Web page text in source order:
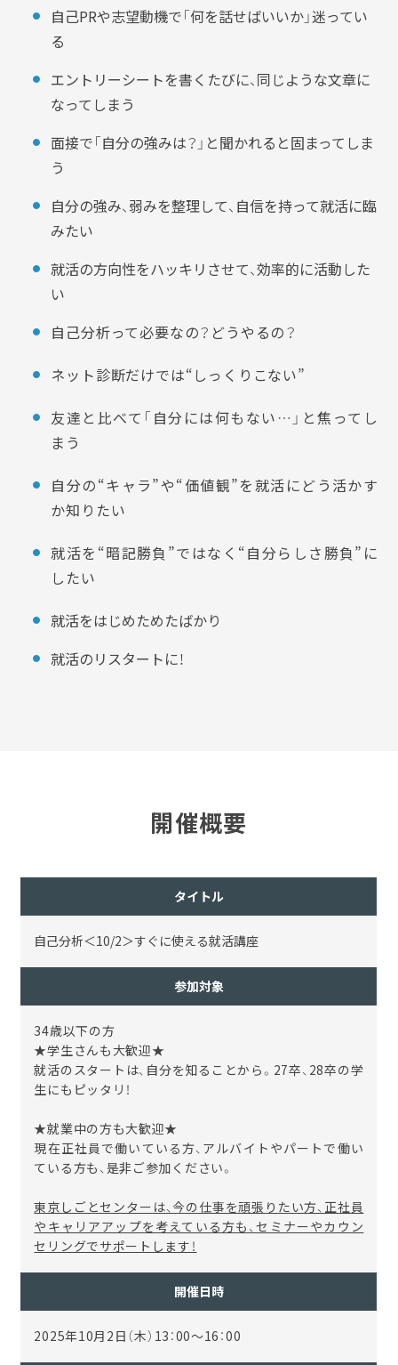
自己PRや志望動機で「何を話せばいいか」迷ってい
る
エントリーシートを書くたびに、同じような文章に
なってしまう
面接で「自分の強みは？」と聞かれると固まってしま
う
自分の強み、弱みを整理して、自信を持って就活に臨
みたい
就活の方向性をハッキリさせて、効率的に活動した
い
自己分析って必要なの？どうやるの？
ネット診断だけでは“しっくりこない”
友達と比べて「自分には何もない…」と焦ってし
まう
自分の“キャラ”や“価値観”を就活にどう活かす
か知りたい
就活を“暗記勝負”ではなく“自分らしさ勝負”に
したい
就活をはじめためたばかり
就活のリスタートに！
開催概要
タイトル
自己分析＜10/2＞すぐに使える就活講座
参加対象
34歳以下の方
★学生さんも大歓迎★
就活のスタートは、自分を知ることから。27卒、28卒の学
生にもピッタリ！
★就業中の方も大歓迎★
現在正社員で働いている方、アルバイトやパートで働い
ている方も、是非ご参加ください。
東京しごとセンターは、今の仕事を頑張りたい方、正社員
やキャリアアップを考えている方も、セミナーやカウン
セリングでサポートします！
開催日時
2025年10月2日（木）13：00～16：00